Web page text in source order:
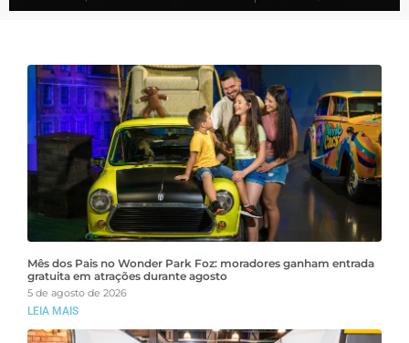
Mês dos Pais no Wonder Park Foz: moradores ganham entrada
gratuita em atrações durante agosto
5 de agosto de 2026
LEIA MAIS